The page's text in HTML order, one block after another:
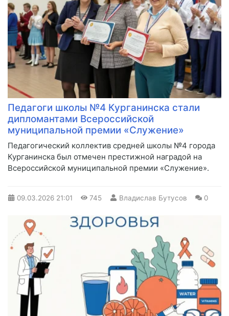
Педагоги школы №4 Курганинска стали
дипломантами Всероссийской
муниципальной премии «Служение»
Педагогический коллектив средней школы №4 города
Курганинска был отмечен престижной наградой на
Всероссийской муниципальной премии «Служение».
09.03.2026 21:01 745 Владислав Бутусов 0